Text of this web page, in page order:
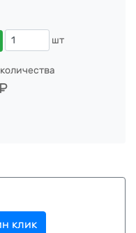
шт
клик